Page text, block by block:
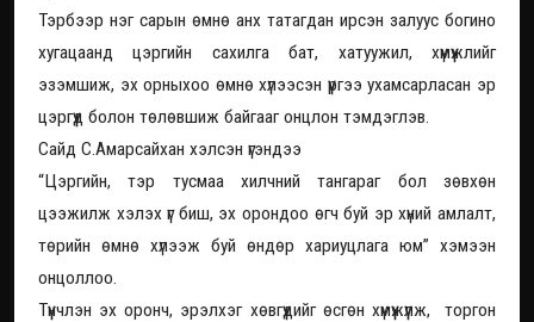
Тэрбээр нэг сарын өмнө анх татагдан ирсэн залуус богино
хугацаанд цэргийн сахилга бат, хатуужил, хүмүүжлийг
эзэмшиж, эх орныхоо өмнө хүлээсэн үүргээ ухамсарласан эр
цэргүүд болон төлөвшиж байгааг онцлон тэмдэглэв.
Сайд С.Амарсайхан хэлсэн үгэндээ
“Цэргийн, тэр тусмаа хилчний тангараг бол зөвхөн
цээжилж хэлэх үг биш, эх орондоо өгч буй эр хүний амлалт,
төрийн өмнө хүлээж буй өндөр хариуцлага юм” хэмээн
онцоллоо.
Түүнчлэн эх оронч, эрэлхэг хөвгүүдийг өсгөн хүмүүжүүлж, торгон